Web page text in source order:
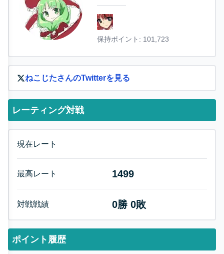
保持ポイント: 101,723
ねこじたさんのTwitterを見る
レーティング対戦
現在レート
最高レート 1499
対戦戦績 0勝 0敗
ポイント履歴